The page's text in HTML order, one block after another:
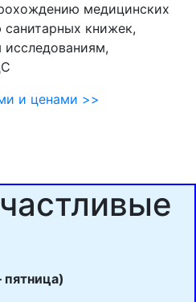
медицинских
книжек,
и ценами >>